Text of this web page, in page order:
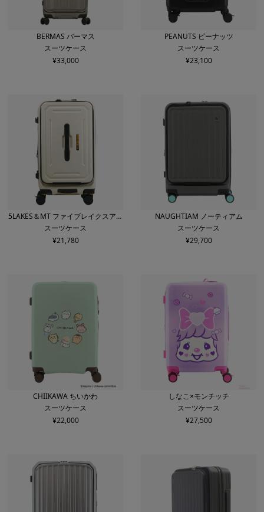
BERMAS バーマス
スーツケース
¥33,000
PEANUTS ピーナッツ
スーツケース
¥23,100
5LAKES＆MT ファイブレイクスアン
ドエムティー
スーツケース
¥21,780
NAUGHTIAM ノーティアム
スーツケース
¥29,700
CHIIKAWA ちいかわ
スーツケース
¥22,000
しなこ×モンチッチ
スーツケース
¥27,500